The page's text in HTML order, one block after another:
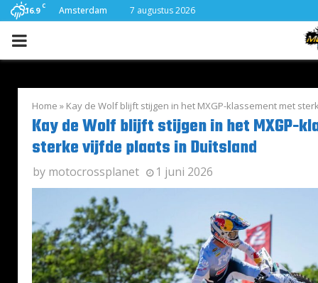
16.9 C Amsterdam 7 augustus 2026
PRIMARY
Home » Kay de Wolf blijft stijgen in het MXGP-klassement met
Kay de Wolf blijft stijgen in het MXGP-
sterke vijfde plaats in Duitsland
by motocrossplanet 1 juni 2026